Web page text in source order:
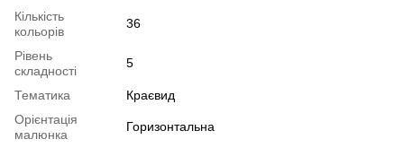
Кількість
кольорів
36
Рівень
складності
5
Тематика
Краєвид
Орієнтація
малюнка
Горизонтальна